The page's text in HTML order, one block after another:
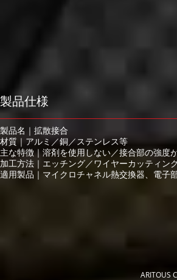
製品仕様
製品名｜拡散接合
材質｜アルミ／銅／ステンレス等
主な特徴｜溶剤を使用しない／接合部の強度
加工方法｜エッチング／ワイヤーカッティン
適用製品｜マイクロチャネル熱交換器、電子
ARITOUS